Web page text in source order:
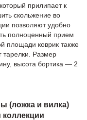
прилипает к
скольжение во
позволяют удобно
полноценный прием
площади коврик также
тарелки. Размер
высота бортика — 2
(ложка и вилка)